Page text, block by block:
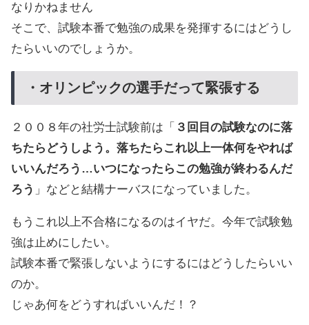
なりかねません
そこで、試験本番で勉強の成果を発揮するにはどうし
たらいいのでしょうか。
・オリンピックの選手だって緊張する
２００８年の社労士試験前は「 ３回目の試験なのに落
ちたらどうしよう。落ちたらこれ以上一体何をやれば
いいんだろう…いつになったらこの勉強が終わるんだ
ろう 」などと結構ナーバスになっていました。
もうこれ以上不合格になるのはイヤだ。今年で試験勉
強は止めにしたい。
試験本番で緊張しないようにするにはどうしたらいい
のか。
じゃあ何をどうすればいいんだ！？